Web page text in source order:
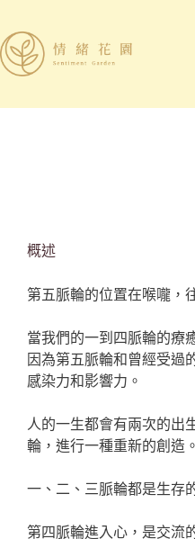
概述
第五脈輪的位置在喉嚨，
當我們的一到四脈輪的療
因為第五脈輪和曾經受過
感染力和影響力。
人的一生都會有兩次的出
輪，進行一種重新的創造。
一、二、三脈輪都是生存
第四脈輪進入心，是交流